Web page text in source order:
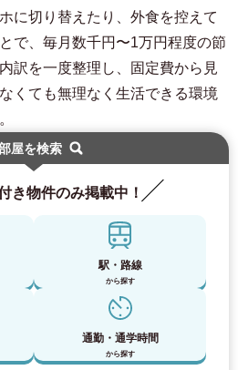
に切り替えたり、外食を控えて
で、毎月数千円〜1万円程度の節
訳を一度整理し、固定費から見
くても無理なく生活できる環境
屋を検索
き物件のみ掲載中！
駅・路線
から探す
通勤・通学時間
から探す